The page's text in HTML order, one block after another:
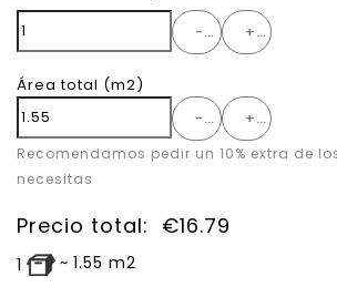
- +
Área total (m2)
-
+
Recomendamos pedir un 10% extra de
necesitas
Precio total: €16.79
1 ~ 1.55 m2